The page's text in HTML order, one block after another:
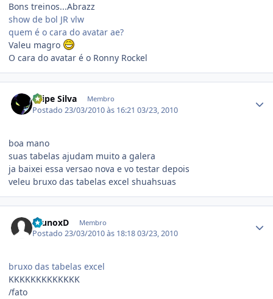
Bons treinos...Abrazz
show de bol JR vlw
quem é o cara do avatar ae?
Valeu magro
O cara do avatar é o Ronny Rockel
Filipe Silva Membro
Postado23/03/2010 às 16:2103/23, 2010
boa mano
suas tabelas ajudam muito a galera
ja baixei essa versao nova e vo testar depois
veleu bruxo das tabelas excel shuahsuas
BrunoxD Membro
Postado23/03/2010 às 18:1803/23, 2010
bruxo das tabelas excel
KKKKKKKKKKKKK
/fato